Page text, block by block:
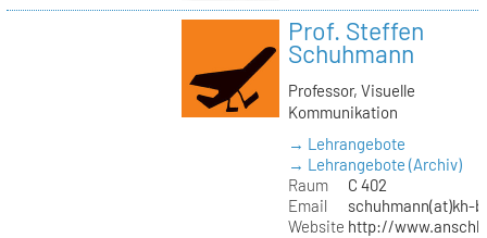
Prof. Steffen
Schuhmann
Professor, Visuelle
Kommunikation
→ Lehrangebote
→ Lehrangebote (Archiv)
Raum
C 402
Email
schuhmann(at)kh-
Website http://